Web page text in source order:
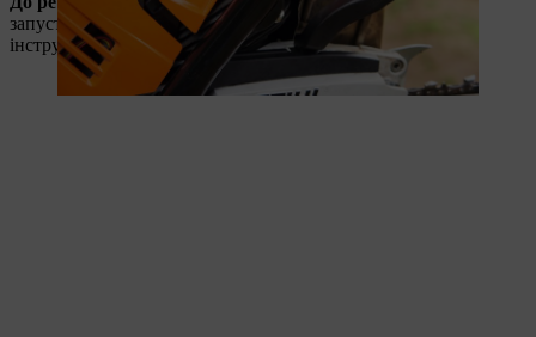
запуститься, якщо надто часто натискати на насос — в
інструментах STIHL такого не буває.